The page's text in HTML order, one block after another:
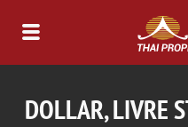
DOLLAR, LIVRE